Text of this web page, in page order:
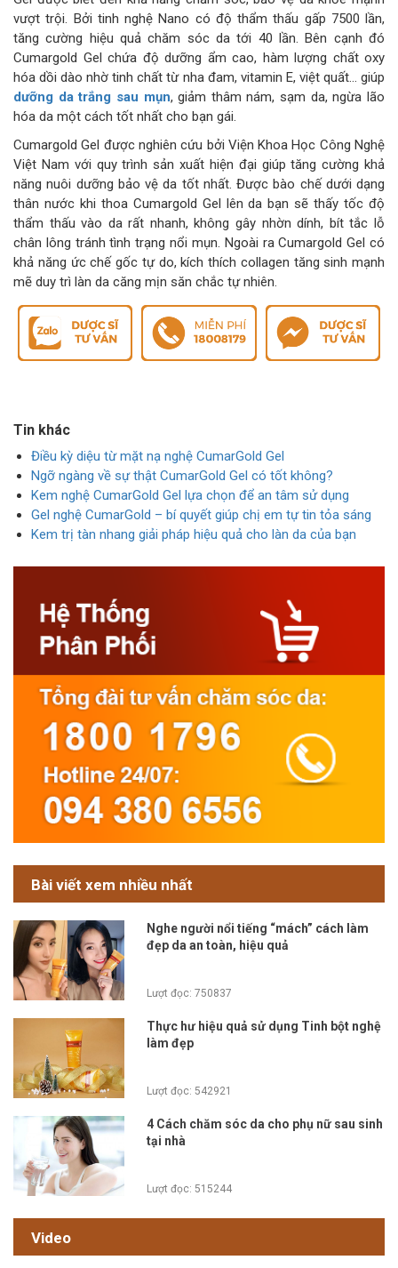
vượt trội. Bởi tinh nghệ Nano có độ thẩm thấu gấp 7500 lần,
tăng cường hiệu quả chăm sóc da tới 40 lần. Bên cạnh đó
Cumargold Gel chứa độ dưỡng ẩm cao, hàm lượng chất oxy
hóa dồi dào nhờ tinh chất từ nha đam, vitamin E, việt quất… giúp
dưỡng da trắng sau mụn, giảm thâm nám, sạm da, ngừa lão
hóa da một cách tốt nhất cho bạn gái.
Cumargold Gel được nghiên cứu bởi Viện Khoa Học Công Nghệ
Việt Nam với quy trình sản xuất hiện đại giúp tăng cường khả
năng nuôi dưỡng bảo vệ da tốt nhất. Được bào chế dưới dạng
thân nước khi thoa Cumargold Gel lên da bạn sẽ thấy tốc độ
thẩm thấu vào da rất nhanh, không gây nhờn dính, bít tắc lỗ
chân lông tránh tình trạng nổi mụn. Ngoài ra Cumargold Gel có
khả năng ức chế gốc tự do, kích thích collagen tăng sinh mạnh
mẽ duy trì làn da căng mịn săn chắc tự nhiên.
Tin khác
Điều kỳ diệu từ mặt nạ nghệ CumarGold Gel
Ngỡ ngàng về sự thật CumarGold Gel có tốt không?
Kem nghệ CumarGold Gel lựa chọn để an tâm sử dụng
Gel nghệ CumarGold – bí quyết giúp chị em tự tin tỏa sáng
Kem trị tàn nhang giải pháp hiệu quả cho làn da của bạn
Bài viết xem nhiều nhất
Nghe người nổi tiếng “mách” cách làm
đẹp da an toàn, hiệu quả
Lượt đọc: 750837
Thực hư hiệu quả sử dụng Tinh bột nghệ
làm đẹp
Lượt đọc: 542921
4 Cách chăm sóc da cho phụ nữ sau sinh
tại nhà
Lượt đọc: 515244
Video